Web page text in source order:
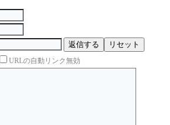
URLの自動リンク無効